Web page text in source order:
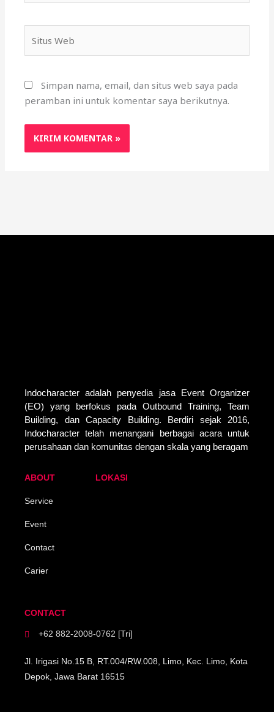
Web
Simpan nama, email, dan situs web saya pada
peramban ini untuk komentar saya berikutnya.
Indocharacter adalah penyedia jasa Event Organizer
(EO) yang berfokus pada Outbound Training, Team
Building, dan Capacity Building. Berdiri sejak 2016,
Indocharacter telah menangani berbagai acara untuk
perusahaan dan komunitas dengan skala yang beragam
ABOUT
Service
Event
Contact
Carier
LOKASI
CONTACT
+62 882-2008-0762 [Tri]
Jl. Irigasi No.15 B, RT.004/RW.008, Limo, Kec. Limo, Kota
Depok, Jawa Barat 16515